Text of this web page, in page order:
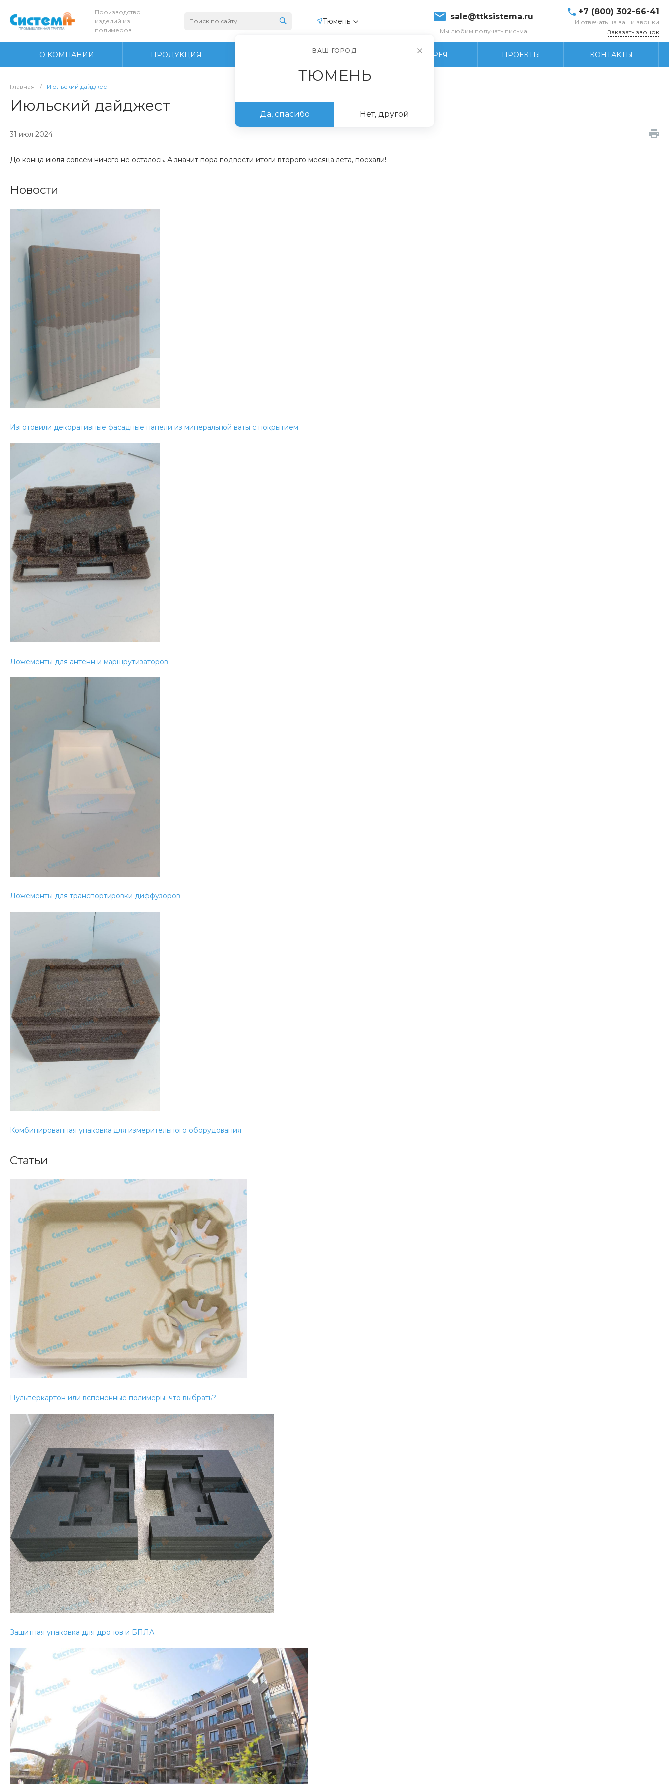
Производство
изделий из
полимеров
Тюмень sale@ttksistema.ru
Мы любим получать письма
+7 (800) 302-66-41
И отвечать на ваши звонки
Заказать звонок
О КОМПАНИИ ПРОДУКЦИЯ ПРОИЗВОДСТВО ФОТОГАЛЕРЕЯ ПРОЕКТЫ КОНТАКТЫ
Главная / Июльский дайджест
Июльский дайджест
31 июл 2024
До конца июля совсем ничего не осталось. А значит пора подвести итоги второго месяца лета, поехали!
Новости
Изготовили декоративные фасадные панели из минеральной ваты с покрытием
Ложементы для антенн и маршрутизаторов
Ложементы для транспортировки диффузоров
Комбинированная упаковка для измерительного оборудования
Статьи
Пульперкартон или вспененные полимеры: что выбрать?
Защитная упаковка для дронов и БПЛА
ВАШ ГОРОД
ТЮМЕНЬ
Да, спасибо Нет, другой